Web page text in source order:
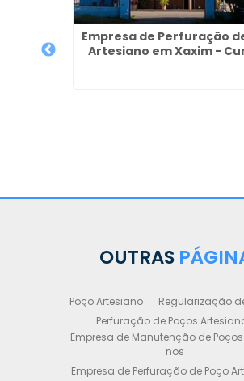
Empresa de Perfuração
Artesiano em Xaxim -
OUTRAS
Poço Artesiano
Regularização
Perfuração de Poços
Empresa de Manutenção de
nos
Empresa de Perfuração de Poço